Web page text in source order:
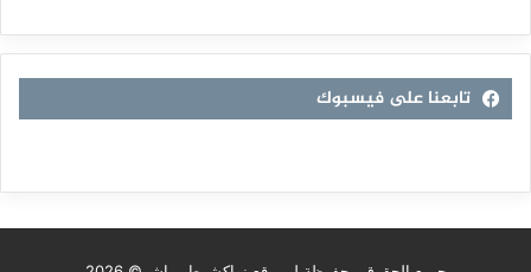
تابعنا على فيسبوك